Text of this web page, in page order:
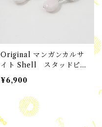
Original マンガンカルサ
イト Shell スタッドピア
ス
¥6,900